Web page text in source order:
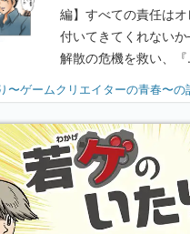
開く。業界の快男児・
『少年ジャンプ』色
り】
〜ゲームクリエイターの青春〜の